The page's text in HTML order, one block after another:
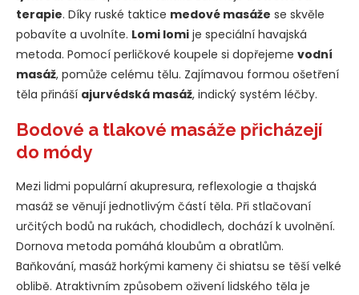
terapie. Díky ruské taktice medové masáže se skvěle
pobavíte a uvolníte. Lomi lomi je speciální havajská
metoda. Pomocí perličkové koupele si dopřejeme vodní
masáž, pomůže celému tělu. Zajímavou formou ošetření
těla přináší ajurvédská masáž, indický systém léčby.
Bodové a tlakové masáže přicházejí
do módy
Mezi lidmi populární akupresura, reflexologie a thajská
masáž se věnují jednotlivým částí těla. Při stlačovaní
určitých bodů na rukách, chodidlech, dochází k uvolnění.
Dornova metoda pomáhá kloubům a obratlům.
Baňkování, masáž horkými kameny či shiatsu se těší velké
oblibě. Atraktivním způsobem oživení lidského těla je